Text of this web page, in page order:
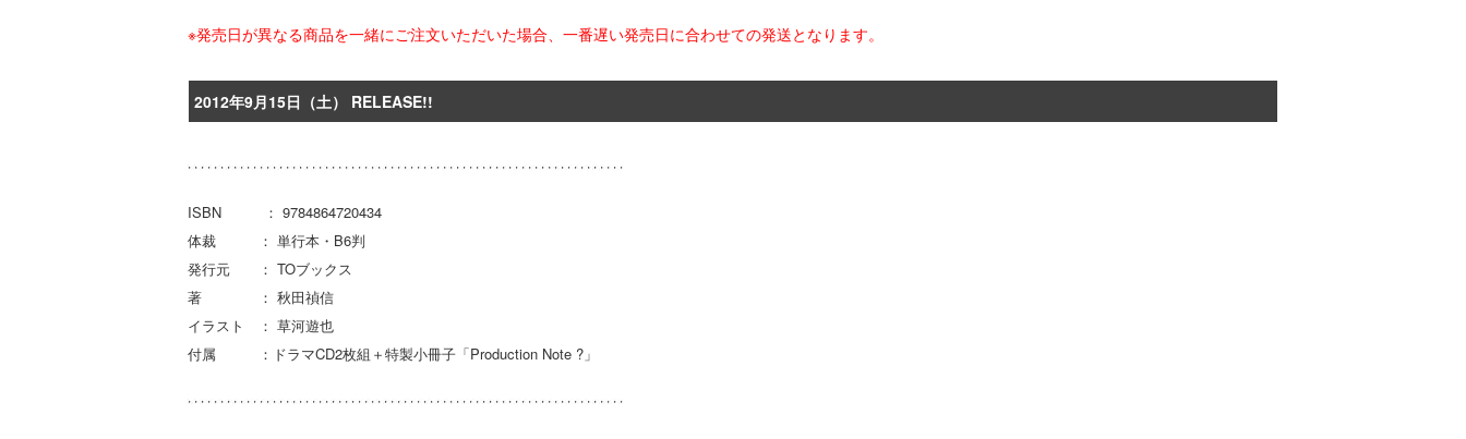
※発売日が異なる商品を一緒にご注文いただいた場合、一番遅い発売日に合わせての発送となります。
2012年9月15日（土） RELEASE!!
ISBN ： 9784864720434
体裁 ： 単行本・B6判
発行元 ： TOブックス
著 ： 秋田禎信
イラスト ： 草河遊也
付属 ：ドラマCD2枚組＋特製小冊子「Production Note ?」